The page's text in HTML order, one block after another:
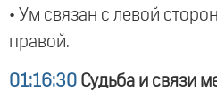
• Ум связан с левой
правой.
01:16:30 Судьба и связи